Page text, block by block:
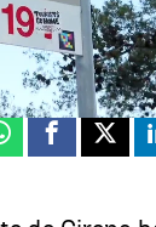
de 2025, 17:50
Facebook
X